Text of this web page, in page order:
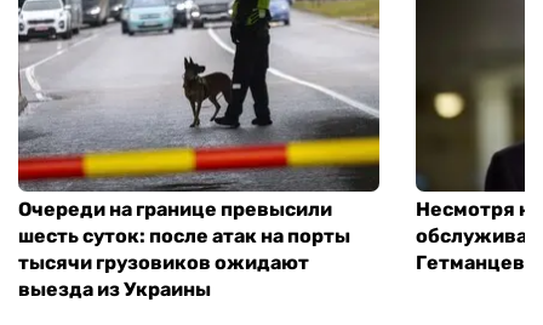
Очереди на границе превысили
шесть суток: после атак на порты
тысячи грузовиков ожидают
выезда из Украины
Несмотря на
Гетманцев